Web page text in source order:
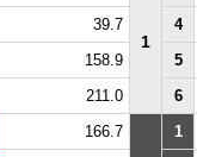
1
39.7
4
158.9
5
211.0 6
166.7
1